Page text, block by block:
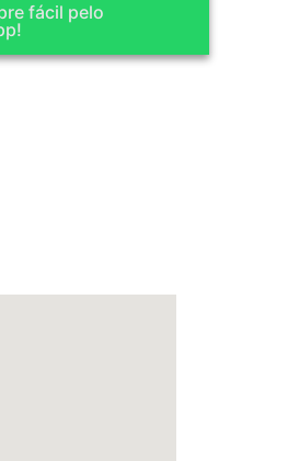
fácil pelo